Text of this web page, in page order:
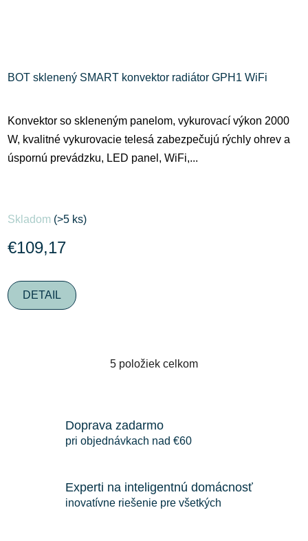
BOT sklenený SMART konvektor radiátor GPH1 WiFi
Konvektor so skleneným panelom, vykurovací výkon 2000
W, kvalitné vykurovacie telesá zabezpečujú rýchly ohrev a
úspornú prevádzku, LED panel, WiFi,...
Skladom (>5 ks)
€109,17
DETAIL
O
d
a
e
p
5 položiek celkom
Doprava zadarmo
pri objednávkach nad €60
Experti na inteligentnú domácnosť
inovatívne riešenie pre všetkých